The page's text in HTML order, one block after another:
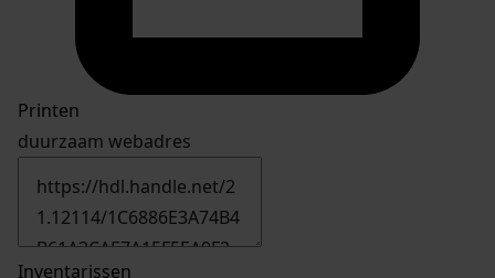
Printen
duurzaam webadres
Inventarissen